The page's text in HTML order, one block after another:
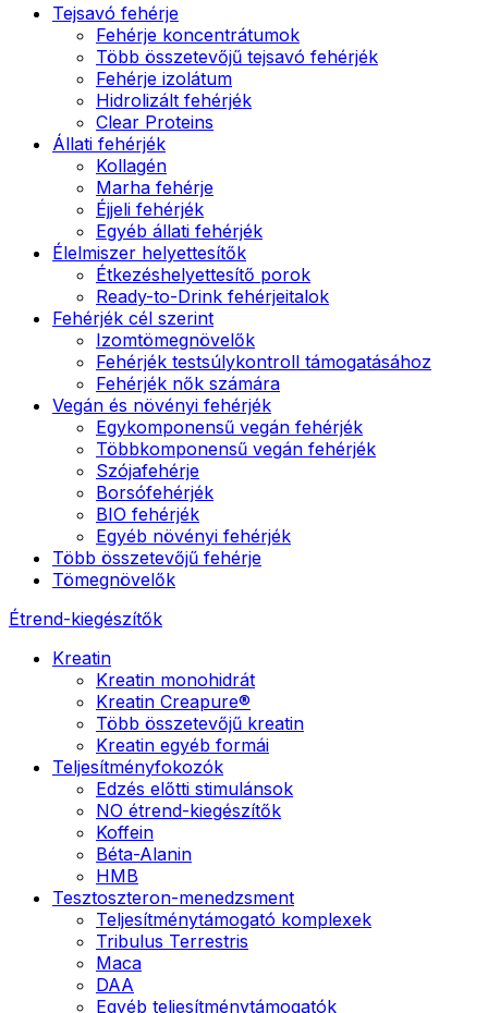
Tejsavó fehérje
Fehérje koncentrátumok
Több összetevőjű tejsavó fehérjék
Fehérje izolátum
Hidrolizált fehérjék
Clear Proteins
Állati fehérjék
Kollagén
Marha fehérje
Éjjeli fehérjék
Egyéb állati fehérjék
Élelmiszer helyettesítők
Étkezéshelyettesítő porok
Ready-to-Drink fehérjeitalok
Fehérjék cél szerint
Izomtömegnövelők
Fehérjék testsúlykontroll támogatásához
Fehérjék nők számára
Vegán és növényi fehérjék
Egykomponensű vegán fehérjék
Többkomponensű vegán fehérjék
Szójafehérje
Borsófehérjék
BIO fehérjék
Egyéb növényi fehérjék
Több összetevőjű fehérje
Tömegnövelők
Étrend-kiegészítők
Kreatin
Kreatin monohidrát
Kreatin Creapure®
Több összetevőjű kreatin
Kreatin egyéb formái
Teljesítményfokozók
Edzés előtti stimulánsok
NO étrend-kiegészítők
Koffein
Béta-Alanin
HMB
Tesztoszteron-menedzsment
Teljesítménytámogató komplexek
Tribulus Terrestris
Maca
DAA
Egyéb teljesítménytámogatók